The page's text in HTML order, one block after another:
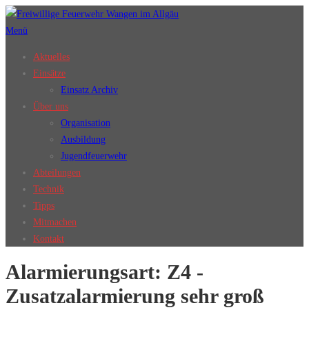
Zum
Inhalt
Menü
Aktuelles
Einsätze
Einsatz Archiv
Über uns
Organisation
Ausbildung
Jugendfeuerwehr
Abteilungen
Technik
Tipps
Mitmachen
Kontakt
Alarmierungsart: Z4 -
Zusatzalarmierung sehr groß